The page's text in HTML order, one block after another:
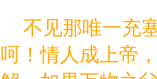
不见那唯一充
呵！情人成上帝